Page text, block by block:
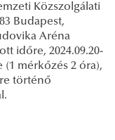
Közszolgálati
Budapest,
Aréna
időre, 2024.09.20-
(1 mérkőzés 2 óra),
történő